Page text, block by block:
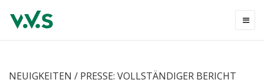
NEUIGKEITEN / PRESSE: VOLLSTÄNDIGER BERICHT